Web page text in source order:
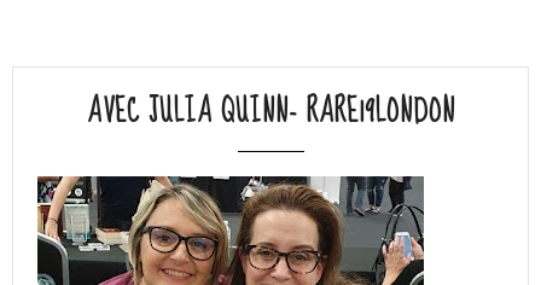
AVEC JULIA QUINN- RARE19LONDON